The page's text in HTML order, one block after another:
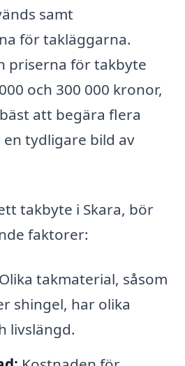
samt
för takläggarna.
priserna för takbyte
och 300 000 kronor,
att begära flera
tydligare bild av
takbyte i Skara, bör
faktorer:
Olika takmaterial, såsom
shingel, har olika
livslängd.